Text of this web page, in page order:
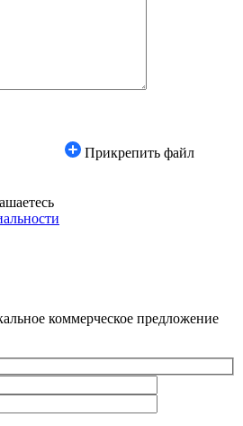
Прикрепить файл
коммерческое предложение